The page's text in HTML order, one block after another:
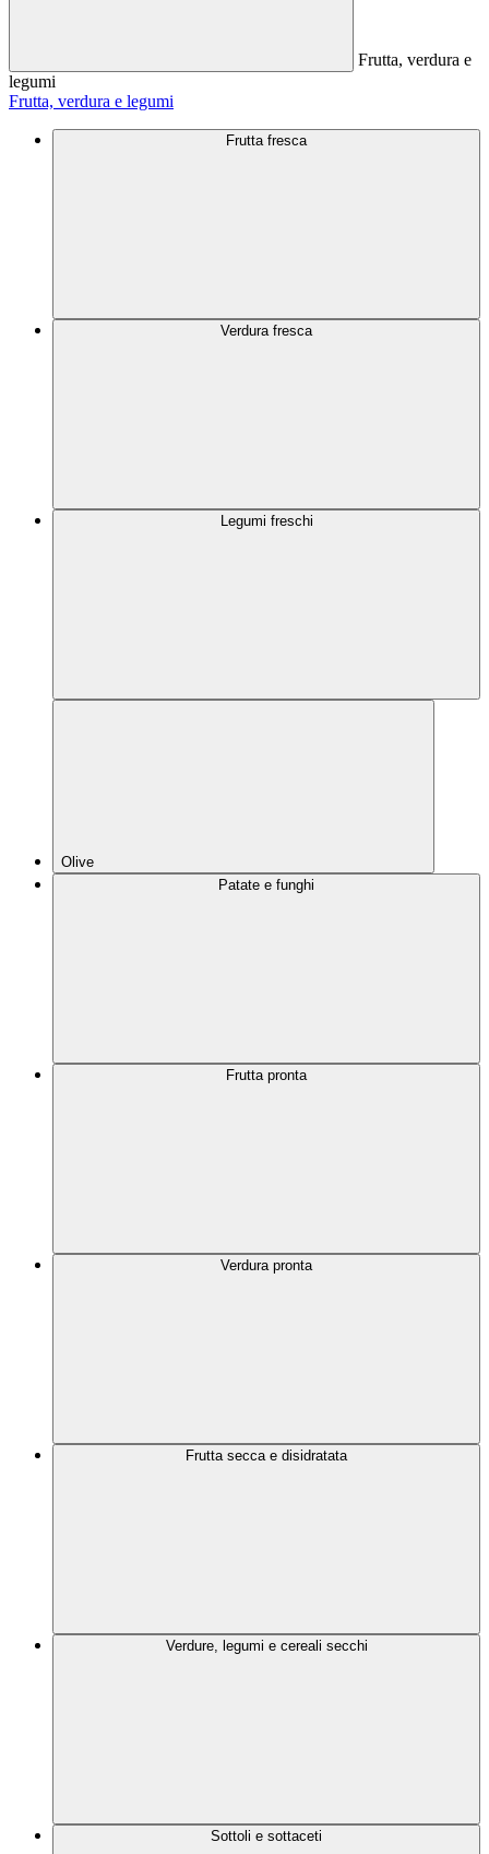
Frutta, verdura e
legumi
Frutta, verdura e legumi
Frutta fresca
Verdura fresca
Legumi freschi
Olive
Patate e funghi
Frutta pronta
Verdura pronta
Frutta secca e disidratata
Verdure, legumi e cereali secchi
Sottoli e sottaceti